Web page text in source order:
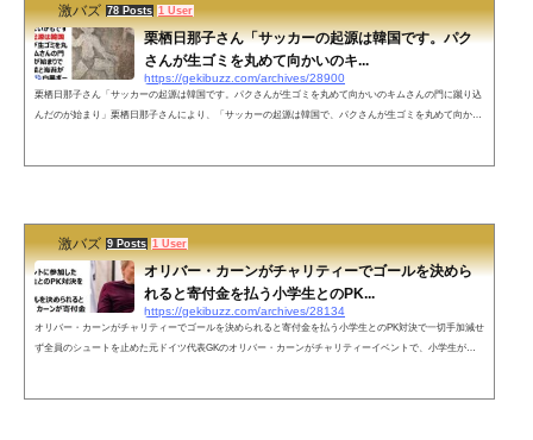
激バズ 78 Posts 1 User
栗栖日那子さん「サッカーの起源は韓国です。パク
さんが生ゴミを丸めて向かいのキ...
https://gekibuzz.com/archives/28900
栗栖日那子さん「サッカーの起源は韓国です。パクさんが生ゴミを丸めて向かいのキムさんの門に蹴り込
んだのが始まり」栗栖日那子さんにより、「サッカーの起源は韓国で、パクさんが生ゴミを丸めて向かい
激バズ 9 Posts 1 User
オリバー・カーンがチャリティーでゴールを決めら
れると寄付金を払う小学生とのPK...
https://gekibuzz.com/archives/28134
オリバー・カーンがチャリティーでゴールを決められると寄付金を払う小学生とのPK対決で一切手加減せ
ず全員のシュートを止めた元ドイツ代表GKのオリバー・カーンがチャリティーイベントで、小学生がゴ